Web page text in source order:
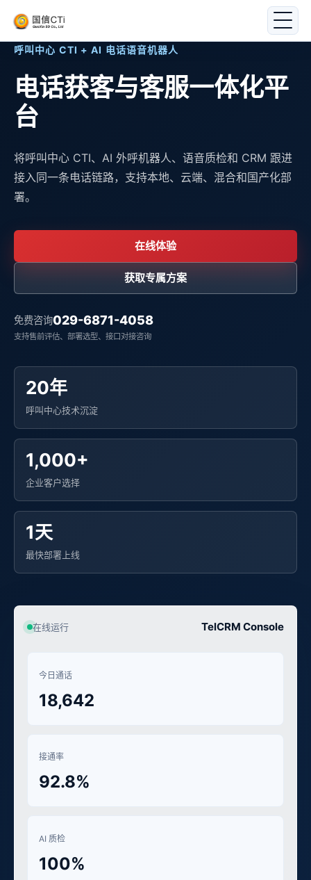
呼叫中心 CTI + AI 电话语音机器人
电话获客与客服一体化平
台
将呼叫中心 CTI、AI 外呼机器人、语音质检和 CRM 跟进
接入同一条电话链路，支持本地、云端、混合和国产化部
署。
在线体验
获取专属方案
免费咨询029-6871-4058
支持售前评估、部署选型、接口对接咨询
20年
呼叫中心技术沉淀
1,000+
企业客户选择
1天
最快部署上线
在线运行 TelCRM Console
今日通话
18,642
接通率
92.8%
AI 质检
100%